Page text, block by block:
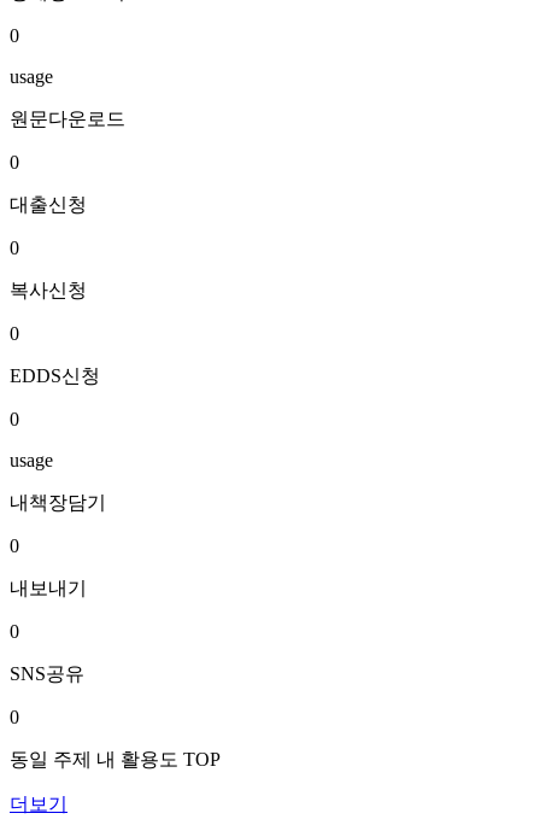
0
usage
원문다운로드
0
대출신청
0
복사신청
0
EDDS신청
0
usage
내책장담기
0
내보내기
0
SNS공유
0
동일 주제 내 활용도 TOP
더보기